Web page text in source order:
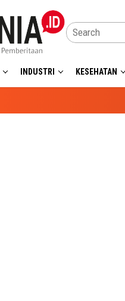
INDUSTRI KESEHATAN